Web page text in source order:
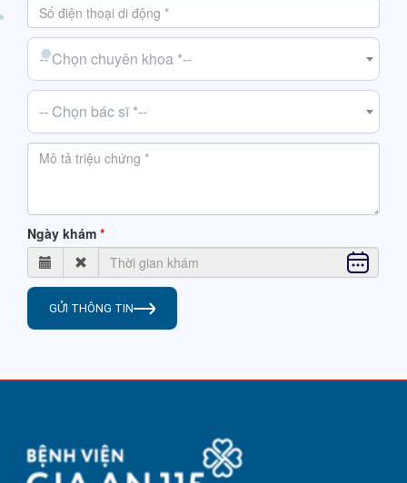
-- Chọn chuyên khoa *--
-- Chọn bác sĩ *--
Ngày khám
GỬI THÔNG TIN